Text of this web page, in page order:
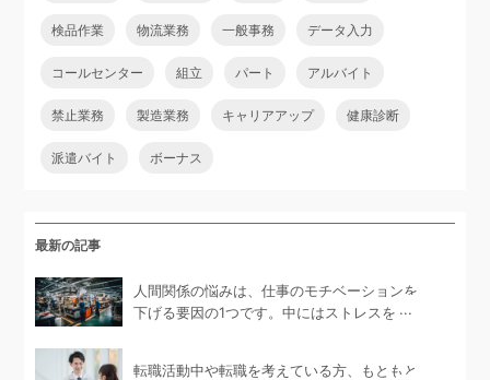
検品作業 物流業務 一般事務 データ入力
コールセンター 組立 パート アルバイト
禁止業務 製造業務 キャリアアップ 健康診断
派遣バイト ボーナス
最新の記事
人間関係の悩みは、仕事のモチベーションを
下げる要因の1つです。中にはストレスを抱
転職活動中や転職を考えている方、もともと